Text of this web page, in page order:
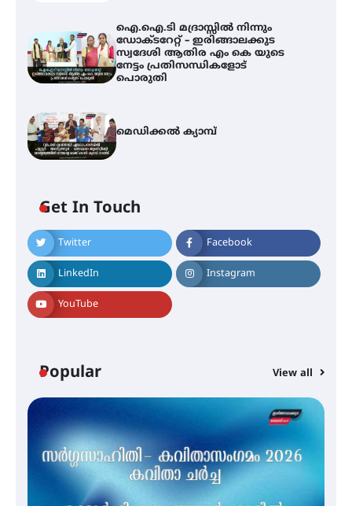
ഐ.ഐ.ടി മദ്രാസ്സിൽ നിന്നും
ഡോക്ടറേറ്റ് – ഇരിങ്ങാലക്കുട
സ്വദേശി ആതിര എം കെ യുടെ
നേട്ടം പ്രതിസന്ധികളോട്
പൊരുതി
മെഡിക്കൽ ക്യാമ്പ്
Get In Touch
Twitter Facebook
LinkedIn Instagram
YouTube
Popular View all
ഇടത്തരം മഴയ്ക്കും കാറ്റിനും
സാധ്യത ഇരിങ്ങാലക്കുടയിൽ 4.4
മില്ലി മീറ്റർ മഴ ലഭിച്ചു
നേട്ടം പ്രതിസന്ധികളോട് പൊരുതി
മെഡിക്കൽ ക്യാമ്പ്